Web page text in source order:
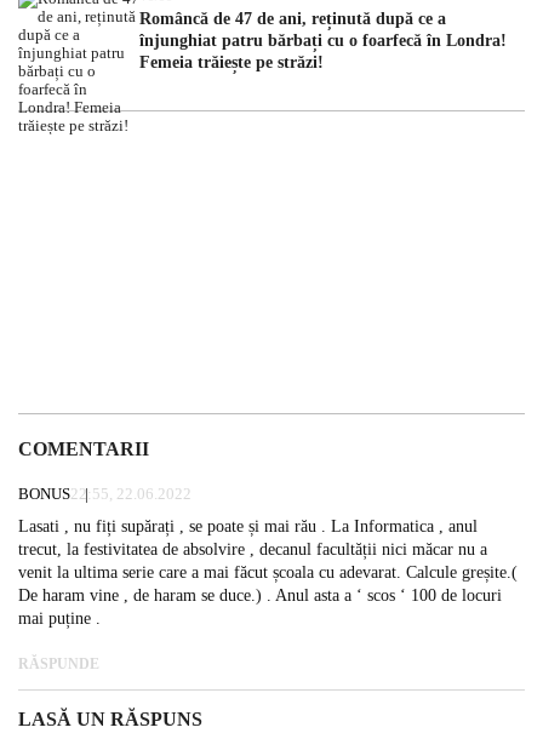
Româncă de 47 de ani, reținută după ce a
înjunghiat patru bărbați cu o foarfecă în Londra!
Femeia trăiește pe străzi!
COMENTARII
BONUS22:55, 22.06.2022
Lasati , nu fiți supărați , se poate și mai rău . La Informatica , anul
trecut, la festivitatea de absolvire , decanul facultății nici măcar nu a
venit la ultima serie care a mai făcut școala cu adevarat. Calcule greșite.(
De haram vine , de haram se duce.) . Anul asta a ‘ scos ‘ 100 de locuri
mai puține .
RĂSPUNDE
LASĂ UN RĂSPUNS